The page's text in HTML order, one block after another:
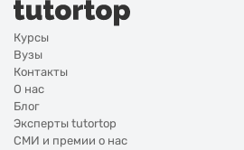
Курсы
Вузы
Контакты
О нас
Блог
Эксперты tutortop
СМИ и премии о нас